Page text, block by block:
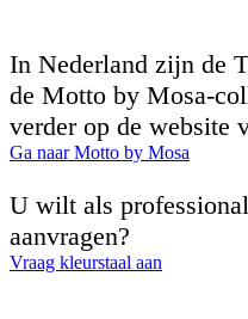
In Nederland zijn de
de Motto by Mosa-
verder op de website
Ga naar Motto by Mosa
U wilt als
aanvragen?
Vraag kleurstaal aan